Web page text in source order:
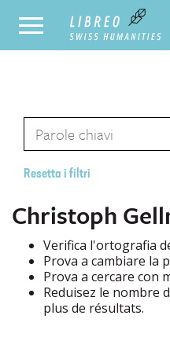
Resetta i filtri
Christoph
Verifica l'ortografia
Prova a cambiare la
Prova a cercare con
Reduisez le nombre
plus de résultats.